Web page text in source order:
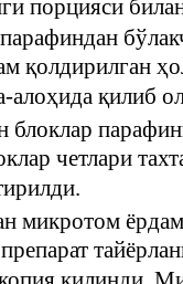
порцияси
қолдирилган
алоҳида қилиб
блоклар
четлари
микротом